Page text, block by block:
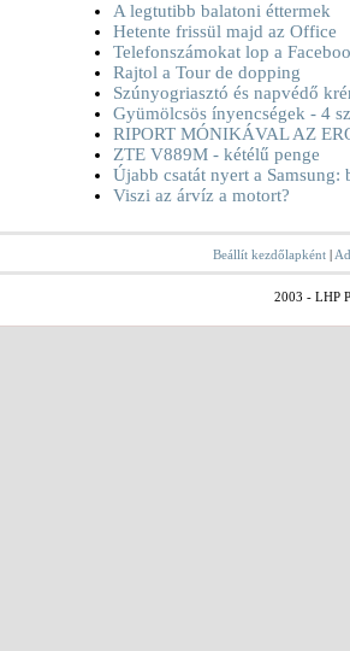
A legtutibb balatoni éttermek
Hetente frissül majd az Office
Telefonszámokat lop a
Rajtol a Tour de dopping
Szúnyogriasztó és napvédő
Gyümölcsös ínyencségek - 4
RIPORT MÓNIKÁVAL AZ
ZTE V889M - kétélű penge
Újabb csatát nyert a
Viszi az árvíz a motort?
Beállít kezdőlapként |
2003 - LHP